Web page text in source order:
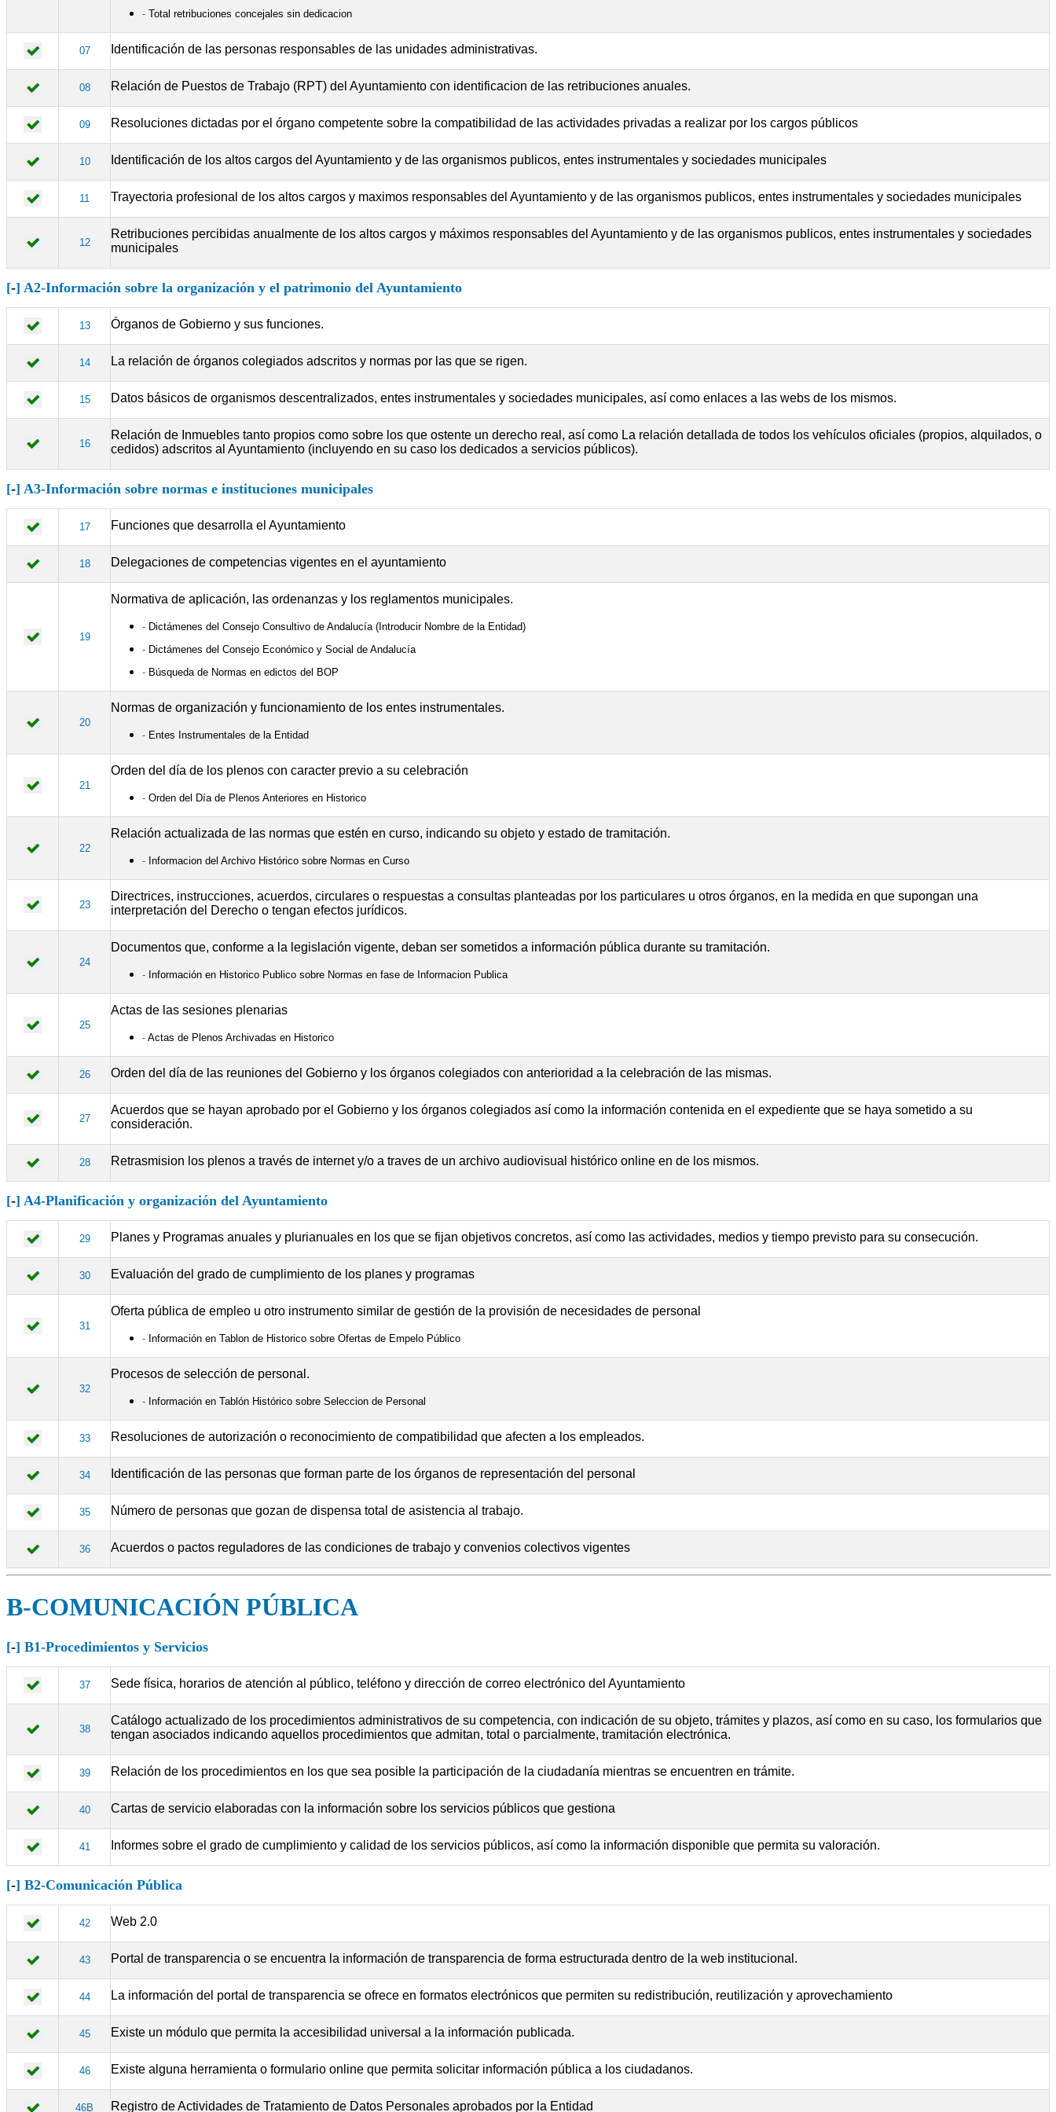
- Total retribuciones concejales sin dedicacion
07 Identificación de las personas responsables de las unidades administrativas.
08 Relación de Puestos de Trabajo (RPT) del Ayuntamiento con identificacion de las retribuciones anuales.
09 Resoluciones dictadas por el órgano competente sobre la compatibilidad de las actividades privadas a realizar por los cargos públicos
10 Identificación de los altos cargos del Ayuntamiento y de las organismos publicos, entes instrumentales y sociedades municipales
11 Trayectoria profesional de los altos cargos y maximos responsables del Ayuntamiento y de las organismos publicos, entes instrumentales y sociedades municipales
12
Retribuciones percibidas anualmente de los altos cargos y máximos responsables del Ayuntamiento y de las organismos publicos, entes instrumentales y sociedades
municipales
[-] A2-Información sobre la organización y el patrimonio del Ayuntamiento
13 Órganos de Gobierno y sus funciones.
14 La relación de órganos colegiados adscritos y normas por las que se rigen.
15 Datos básicos de organismos descentralizados, entes instrumentales y sociedades municipales, así como enlaces a las webs de los mismos.
16
Relación de Inmuebles tanto propios como sobre los que ostente un derecho real, así como La relación detallada de todos los vehículos oficiales (propios, alquilados, o
cedidos) adscritos al Ayuntamiento (incluyendo en su caso los dedicados a servicios públicos).
[-] A3-Información sobre normas e instituciones municipales
17 Funciones que desarrolla el Ayuntamiento
18 Delegaciones de competencias vigentes en el ayuntamiento
19
Normativa de aplicación, las ordenanzas y los reglamentos municipales.
- Dictámenes del Consejo Consultivo de Andalucía (Introducir Nombre de la Entidad)
- Dictámenes del Consejo Económico y Social de Andalucía
- Búsqueda de Normas en edictos del BOP
20
Normas de organización y funcionamiento de los entes instrumentales.
- Entes Instrumentales de la Entidad
21
Orden del día de los plenos con caracter previo a su celebración
- Orden del Día de Plenos Anteriores en Historico
22
Relación actualizada de las normas que estén en curso, indicando su objeto y estado de tramitación.
- Informacion del Archivo Histórico sobre Normas en Curso
23
Directrices, instrucciones, acuerdos, circulares o respuestas a consultas planteadas por los particulares u otros órganos, en la medida en que supongan una
interpretación del Derecho o tengan efectos jurídicos.
24
Documentos que, conforme a la legislación vigente, deban ser sometidos a información pública durante su tramitación.
- Información en Historico Publico sobre Normas en fase de Informacion Publica
25
Actas de las sesiones plenarias
- Actas de Plenos Archivadas en Historico
26 Orden del día de las reuniones del Gobierno y los órganos colegiados con anterioridad a la celebración de las mismas.
27
Acuerdos que se hayan aprobado por el Gobierno y los órganos colegiados así como la información contenida en el expediente que se haya sometido a su
consideración.
28 Retrasmision los plenos a través de internet y/o a traves de un archivo audiovisual histórico online en de los mismos.
[-] A4-Planificación y organización del Ayuntamiento
29 Planes y Programas anuales y plurianuales en los que se fijan objetivos concretos, así como las actividades, medios y tiempo previsto para su consecución.
30 Evaluación del grado de cumplimiento de los planes y programas
31
Oferta pública de empleo u otro instrumento similar de gestión de la provisión de necesidades de personal
- Información en Tablon de Historico sobre Ofertas de Empelo Público
32
Procesos de selección de personal.
- Información en Tablón Histórico sobre Seleccion de Personal
33 Resoluciones de autorización o reconocimiento de compatibilidad que afecten a los empleados.
34 Identificación de las personas que forman parte de los órganos de representación del personal
35 Número de personas que gozan de dispensa total de asistencia al trabajo.
36 Acuerdos o pactos reguladores de las condiciones de trabajo y convenios colectivos vigentes
B-COMUNICACIÓN PÚBLICA
[-] B1-Procedimientos y Servicios
37 Sede física, horarios de atención al público, teléfono y dirección de correo electrónico del Ayuntamiento
38
Catálogo actualizado de los procedimientos administrativos de su competencia, con indicación de su objeto, trámites y plazos, así como en su caso, los formularios que
tengan asociados indicando aquellos procedimientos que admitan, total o parcialmente, tramitación electrónica.
39 Relación de los procedimientos en los que sea posible la participación de la ciudadanía mientras se encuentren en trámite.
40 Cartas de servicio elaboradas con la información sobre los servicios públicos que gestiona
41 Informes sobre el grado de cumplimiento y calidad de los servicios públicos, así como la información disponible que permita su valoración.
[-] B2-Comunicación Pública
42 Web 2.0
43 Portal de transparencia o se encuentra la información de transparencia de forma estructurada dentro de la web institucional.
44 La información del portal de transparencia se ofrece en formatos electrónicos que permiten su redistribución, reutilización y aprovechamiento
45 Existe un módulo que permita la accesibilidad universal a la información publicada.
46 Existe alguna herramienta o formulario online que permita solicitar información pública a los ciudadanos.
46B Registro de Actividades de Tratamiento de Datos Personales aprobados por la Entidad